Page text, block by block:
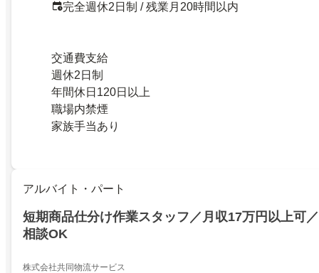
完全週休2日制 / 残業月20時間以内
交通費支給
週休2日制
年間休日120日以上
職場内禁煙
家族手当あり
アルバイト・パート
短期商品仕分け作業スタッフ／月収17万円以上可
相談OK
株式会社共同物流サービス